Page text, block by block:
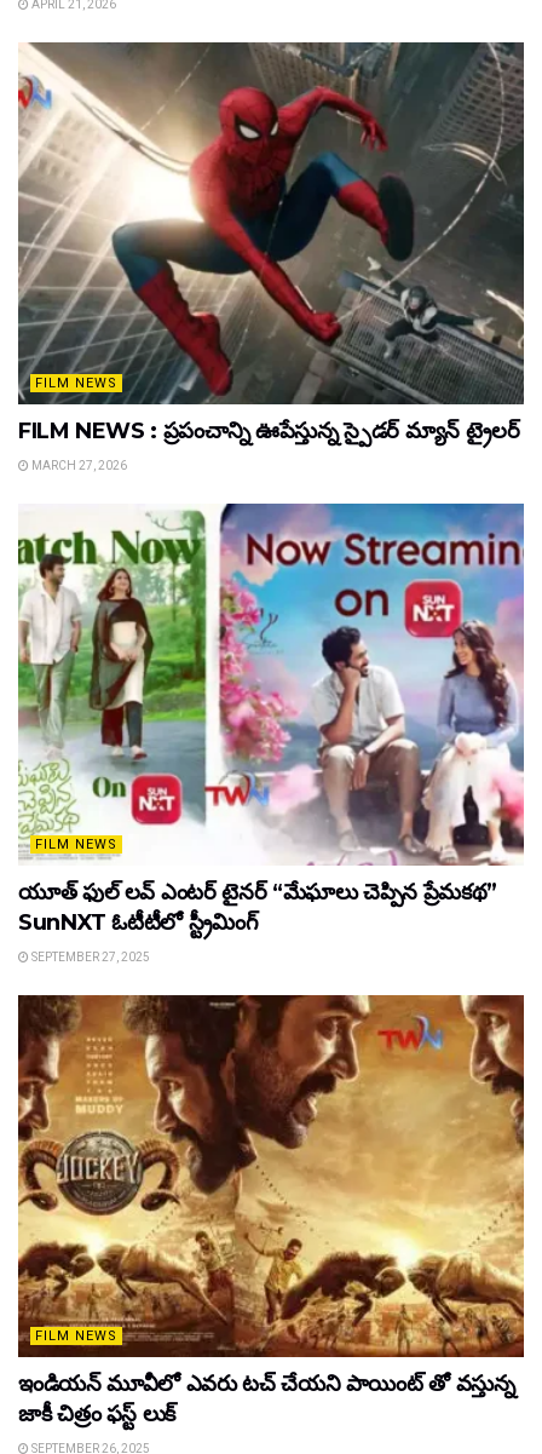
APRIL 21, 2026
FILM NEWS
FILM NEWS : ప్రపంచాన్ని ఊపేస్తున్న స్పైడర్ మ్యాన్ ట్రైలర్
MARCH 27, 2026
FILM NEWS
యూత్ ఫుల్ లవ్ ఎంటర్ టైనర్ “మేఘాలు చెప్పిన ప్రేమకథ”
SunNXT ఓటీటీలో స్ట్రీమింగ్
SEPTEMBER 27, 2025
FILM NEWS
ఇండియన్ మూవీలో ఎవరు టచ్ చేయని పాయింట్ తో వస్తున్న
జాకీ చిత్రం ఫస్ట్ లుక్
SEPTEMBER 26, 2025